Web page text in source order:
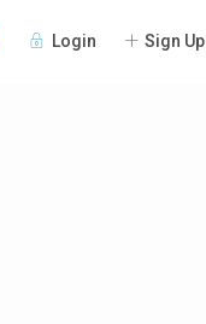
Login Sign Up